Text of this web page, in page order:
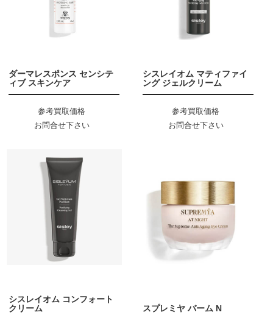
ダーマレスポンス センシテ
ィブ スキンケア
参考買取価格
お問合せ下さい
シスレイオム マティファイ
ング ジェルクリーム
参考買取価格
お問合せ下さい
シスレイオム コンフォート
クリーム
スプレミヤ バーム N